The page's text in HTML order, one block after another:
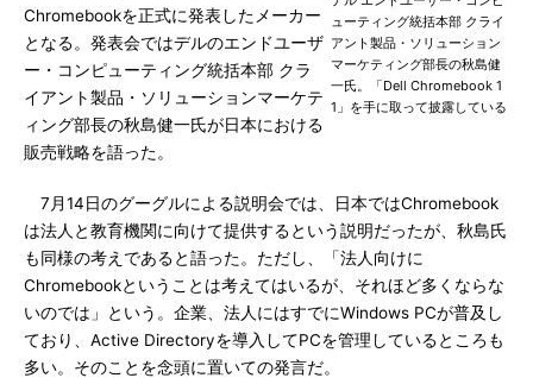
ューティング統括本部 クライ
アント製品・ソリューション
マーケティング部長の秋島健
一氏。「Dell Chromebook 1
1」を手に取って披露している
Chromebookを正式に発表したメーカー
となる。発表会ではデルのエンドユーザ
ー・コンピューティング統括本部 クラ
イアント製品・ソリューションマーケテ
ィング部長の秋島健一氏が日本における
販売戦略を語った。
7月14日のグーグルによる説明会では、日本ではChromebook
は法人と教育機関に向けて提供するという説明だったが、秋島氏
も同様の考えであると語った。ただし、「法人向けに
Chromebookということは考えてはいるが、それほど多くならな
いのでは」という。企業、法人にはすでにWindows PCが普及し
ており、Active Directoryを導入してPCを管理しているところも
多い。そのことを念頭に置いての発言だ。